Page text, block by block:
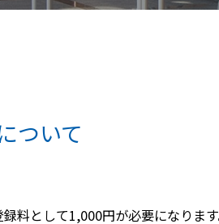
ついて
料として1,000円が必要になりま